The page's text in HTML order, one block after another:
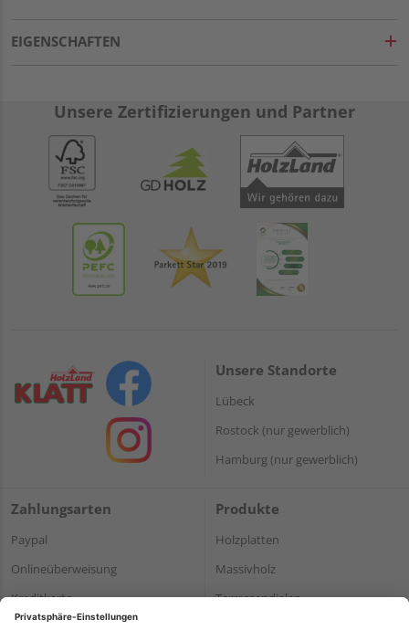
EIGENSCHAFTEN
Unsere Zertifizierungen und Partner
Unsere Standorte
Lübeck
Rostock (nur gewerblich)
Hamburg (nur gewerblich)
Zahlungsarten
Paypal
Onlineüberweisung
Kreditkarte
Produkte
Holzplatten
Massivholz
Terrassendielen